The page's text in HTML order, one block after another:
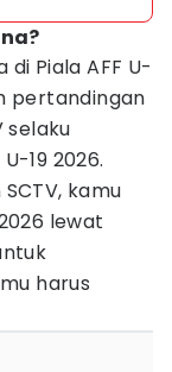
Piala AFF U-
pertandingan
selaku
19 2026.
kamu
lewat
harus